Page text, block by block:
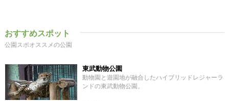
おすすめスポット
公園スポオススメの公園
東武動物公園
動物園と遊園地が融合したハイブリッドレジャーラ
ンドの東武動物公園。